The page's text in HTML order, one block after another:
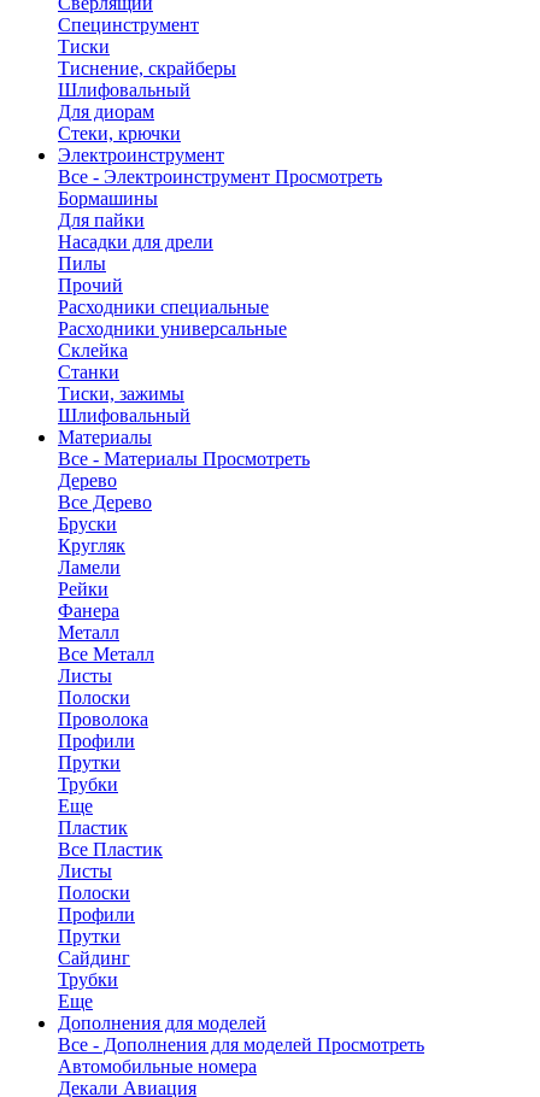
Специнструмент
Тиски
Тиснение, скрайберы
Шлифовальный
Для диорам
Стеки, крючки
Электроинструмент
Все - Электроинструмент Просмотреть
Бормашины
Для пайки
Насадки для дрели
Пилы
Прочий
Расходники специальные
Расходники универсальные
Склейка
Станки
Тиски, зажимы
Шлифовальный
Материалы
Все - Материалы Просмотреть
Дерево
Все Дерево
Бруски
Кругляк
Ламели
Рейки
Фанера
Металл
Все Металл
Листы
Полоски
Проволока
Профили
Прутки
Трубки
Еще
Пластик
Все Пластик
Листы
Полоски
Профили
Прутки
Сайдинг
Трубки
Еще
Дополнения для моделей
Все - Дополнения для моделей Просмотреть
Автомобильные номера
Декали Авиация